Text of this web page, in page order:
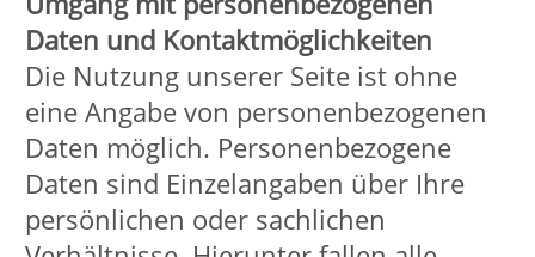
Formulareinbindung
Benutzen Sie die auf unseren Seiten
angebotenen Formulare, so werden
diese mit einer
Transportverschlüsselung (SSL-
verschlüsselt) versehen. Ihre Daten
werden so sicher zu uns transportiert.
Ihre Angaben aus den Formularen
werden zur weiteren Bearbeitung bei
uns gespeichert. Die Verarbeitung der